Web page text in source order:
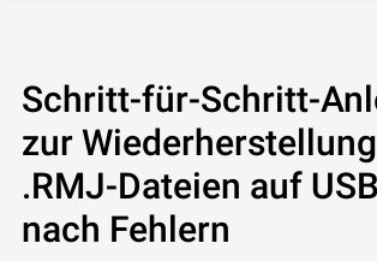
Schritt-für-Schritt-
zur
.RMJ-Dateien auf
nach Fehlern